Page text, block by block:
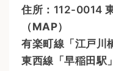
住所：112-0014
（ MAP）
有楽町線「江戸川
東西線「早稲田駅